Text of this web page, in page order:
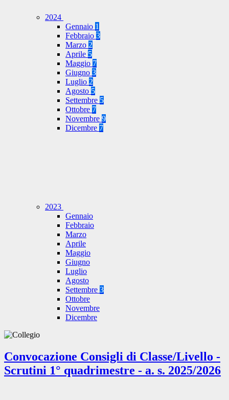
2024
Gennaio 1
Febbraio 3
Marzo 2
Aprile 5
Maggio 7
Giugno 3
Luglio 2
Agosto 5
Settembre 5
Ottobre 7
Novembre 9
Dicembre 7
2023
Gennaio
Febbraio
Marzo
Aprile
Maggio
Giugno
Luglio
Agosto
Settembre 3
Ottobre
Novembre
Dicembre
Convocazione Consigli di Classe/Livello -
Scrutini 1° quadrimestre - a. s. 2025/2026